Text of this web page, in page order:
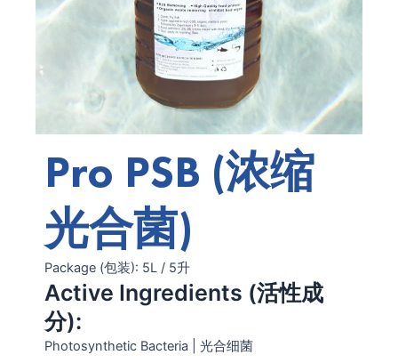
Pro PSB (浓缩
光合菌)
Package (包装): 5L / 5升
Active Ingredients (活性成
分):
Photosynthetic Bacteria | 光合细菌